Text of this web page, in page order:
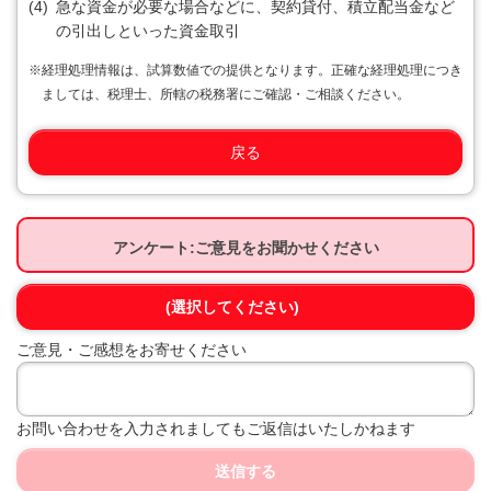
(4) 急な資金が必要な場合などに、契約貸付、積立配当金など
の引出しといった資金取引
※経理処理情報は、試算数値での提供となります。正確な経理処理につき
ましては、税理士、所轄の税務署にご確認・ご相談ください。
戻る
アンケート:ご意見をお聞かせください
(選択してください)
ご意見・ご感想をお寄せください
お問い合わせを入力されましてもご返信はいたしかねます
送信する